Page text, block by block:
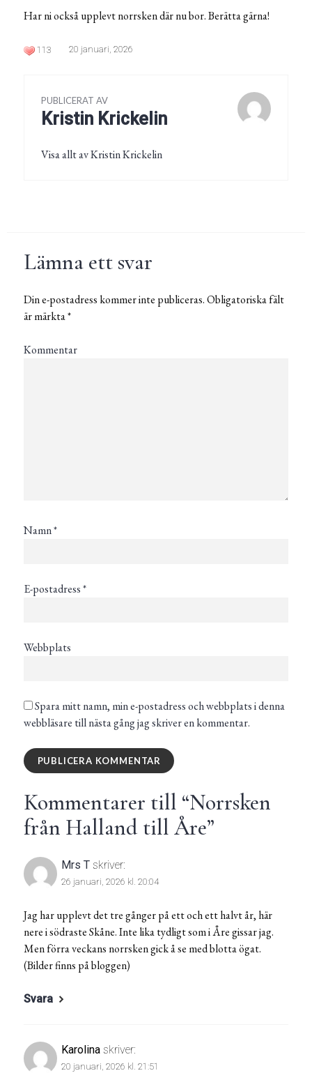
Har ni också upplevt norrsken där nu bor. Berätta gärna!
113 20 januari, 2026
PUBLICERAT AV
Kristin Krickelin
Visa allt av Kristin Krickelin
Lämna ett svar
Din e-postadress kommer inte publiceras.Obligatoriska fält
är märkta*
Kommentar
Namn*
E-postadress*
Webbplats
Spara mitt namn, min e-postadress och webbplats i denna
webbläsare till nästa gång jag skriver en kommentar.
Kommentarer till “Norrsken
från Halland till Åre”
Mrs T skriver:
26 januari, 2026 kl. 20:04
Jag har upplevt det tre gånger på ett och ett halvt år, här
nere i södraste Skåne. Inte lika tydligt som i Åre gissar jag.
Men förra veckans norrsken gick å se med blotta ögat.
(Bilder finns på bloggen)
Svara
Karolina skriver:
20 januari, 2026 kl. 21:51